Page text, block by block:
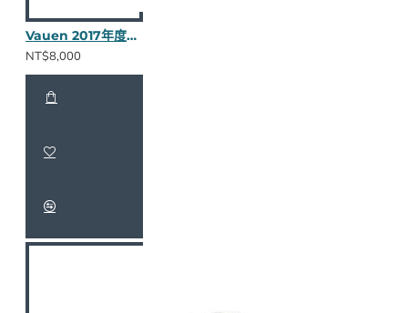
Vauen 2017年度斗（前半噴沙）
NT$8,000